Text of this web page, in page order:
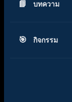
บทความ
กิจกรรม